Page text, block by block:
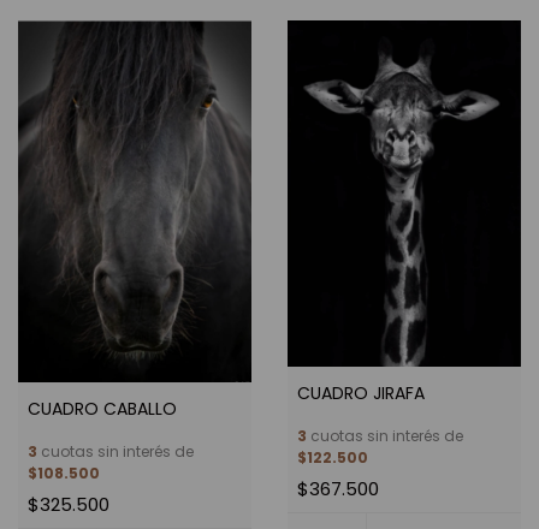
CUADRO CABALLO
3 cuotas sin interés de
$108.500
$325.500
CUADRO JIRAFA
3 cuotas sin interés de
$122.500
$367.500